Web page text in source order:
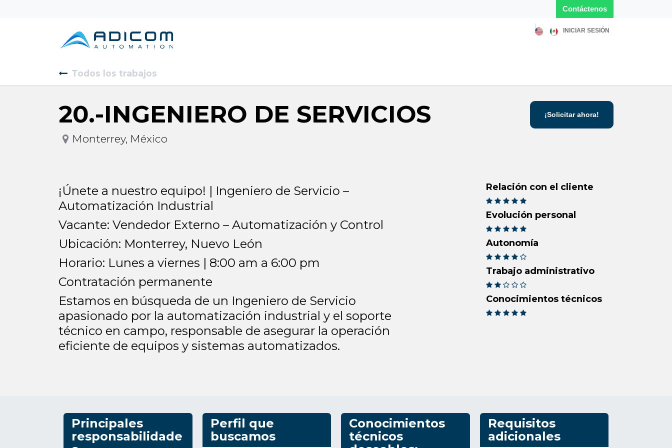
Contácten​​​​​​os
INICIAR SESIÓN
Todos los trabajos
¡Solicitar ahora!
20.-INGENIERO DE SERVICIOS
Monterrey, México
¡Únete a nuestro equipo! | Ingeniero de Servicio –
Automatización Industrial
Vacante: Vendedor Externo – Automatización y Control
Ubicación: Monterrey, Nuevo León
Horario: Lunes a viernes | 8:00 am a 6:00 pm
Contratación permanente
Estamos en búsqueda de un Ingeniero de Servicio
apasionado por la automatización industrial y el soporte
técnico en campo, responsable de asegurar la operación
eficiente de equipos y sistemas automatizados.
Relación con el cliente
Evolución personal
Autonomía
Trabajo administrativo
Conocimientos técnicos
Principales
responsabilidade
Perfil que
buscamos
Conocimientos
técnicos
Requisitos
adicionales